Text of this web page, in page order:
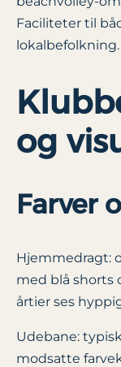
Faciliteter til
lokalbefolkning.
og
Farver
Hjemmedragt:
med blå shorts
årtier ses
Udebane:
modsatte